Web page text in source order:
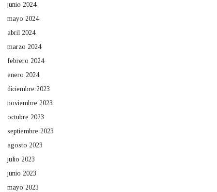
junio 2024
mayo 2024
abril 2024
marzo 2024
febrero 2024
enero 2024
diciembre 2023
noviembre 2023
octubre 2023
septiembre 2023
agosto 2023
julio 2023
junio 2023
mayo 2023